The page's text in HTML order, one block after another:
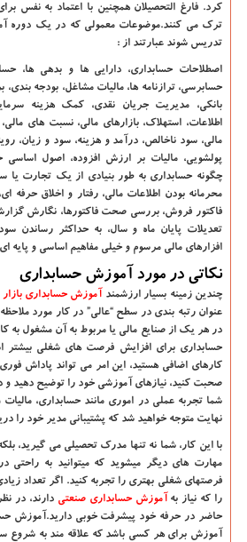
کرد. فارغ التحصیلان همچنین با اعتماد به نفس
ترک می کنند.موضوعات معمولی که در یک دوره
تدریس شوند عبارتند از :
اصطلاحات حسابداری، دارایی ها و بدهی ها،
حسابرسی، ترازنامه ها، مالیات مشاغل، بودجه
بانکی، مدیریت جریان نقدی، کمک هزینه
اطلاعات، استهلاک، بازارهای مالی، نسبت های
مالی، سود ناخالص، درآمد و هزینه، سود و زیان،
پولشویی، مالیات بر ارزش افزوده، اصول اساسی
چگونه حسابداری به طور بنیادی از یک تجارت یا
محرمانه بودن اطلاعات مالی، رفتار و اخلاق حرفه
فاکتور فروش، بررسی صحت فاکتورها، نگارش
تعدیلات پایان ماه و سال، به حداکثر رساندن
افزارهای مالی مرسوم و خیلی مفاهیم اساسی و پایه
نکاتی در مورد آموزش حسابداری
چندین زمینه بسیار ارزشمند آموزش حسابداری بازار
عنوان رتبه بندی در سطح “عالی” در کار مورد
در هر یک از صنایع مالی یا مربوط به آن مشغول به
حسابداری برای افزایش فرصت های شغلی بیشتر
کارهای اضافی هستید، این امر می تواند پاداش
صحبت کنید، نیازهای آموزشی خود را توضیح دهید
شما تجربه عملی در اموری مانند حسابداری،
نهایت متوجه خواهید شد که پشتیبانی مدیر خود را
با این کار، شما نه تنها مدرک تحصیلی می گیرید،
مهارت های دیگر میشوید که میتوانید به راحتی
فرصتهای شغلی بهتری را تجربه کنید. اگر تعداد
را که نیاز بهآموزش حسابداری صنعتی دارند، در
حاضر در حرفه خود پیشرفت خوبی دارید.آموزش
آموزش برای هر کسی باشد که علاقه مند به شروع